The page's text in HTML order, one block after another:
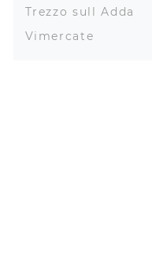
Trezzo sull Adda
Vimercate